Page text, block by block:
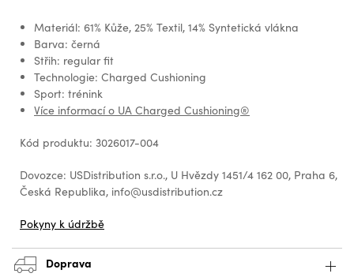
Materiál: 61% Kůže, 25% Textil, 14% Syntetická vlákna
Barva: černá
Střih: regular fit
Technologie: Charged Cushioning
Sport: trénink
Více informací o UA Charged Cushioning®
Kód produktu: 3026017-004
Dovozce: USDistribution s.r.o., U Hvězdy 1451/4 162 00, Praha 6,
Česká Republika, info@usdistribution.cz
Pokyny k údržbě
Doprava